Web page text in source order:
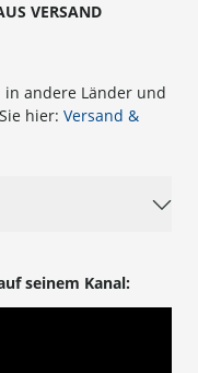
VERSAND
andere Länder und
hier: Versand &
seinem Kanal: